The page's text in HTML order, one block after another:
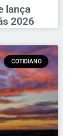
lança
2026
COTIDIANO